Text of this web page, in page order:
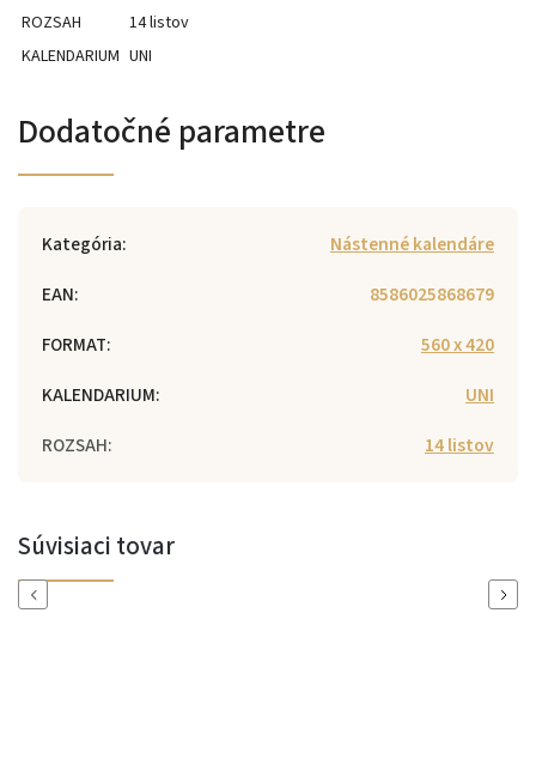
ROZSAH
14 listov
KALENDARIUM UNI
Dodatočné parametre
Kategória:
Nástenné kalendáre
EAN:
8586025868679
FORMAT:
560 x 420
KALENDARIUM:
UNI
ROZSAH: 14 listov
Súvisiaci tovar
Previous Next